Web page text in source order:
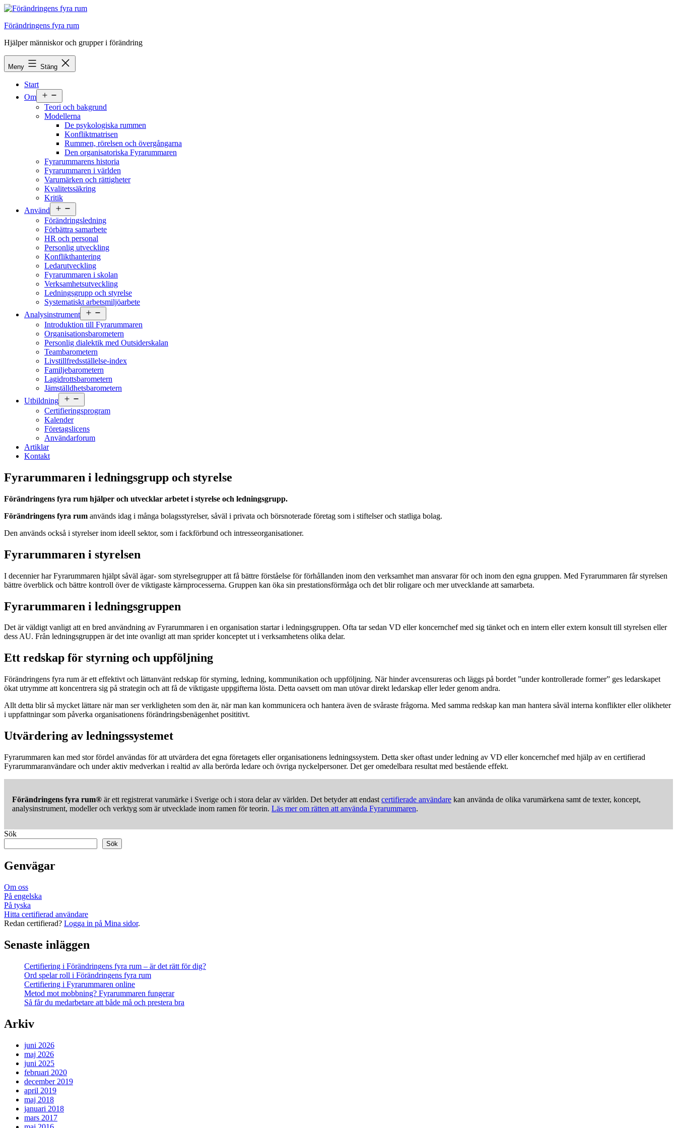
Hoppa
innehåll
Förändringens fyra rum
Hjälper människor och grupper i förändring
Meny Stäng
Start
Om
meny
Teori och bakgrund
Modellerna
De psykologiska rummen
Konfliktmatrisen
Rummen, rörelsen och övergångarna
Den organisatoriska Fyrarummaren
Fyrarummarens historia
Fyrarummaren i världen
Varumärken och rättigheter
Kvalitetssäkring
Kritik
Använd
meny
Förändringsledning
Förbättra samarbete
HR och personal
Personlig utveckling
Konflikthantering
Ledarutveckling
Fyrarummaren i skolan
Verksamhetsutveckling
Ledningsgrupp och styrelse
Systematiskt arbetsmiljöarbete
Analysinstrument
meny
Introduktion till Fyrarummaren
Organisationsbarometern
Personlig dialektik med Outsiderskalan
Teambarometern
Livstillfredsställelse-index
Familjebarometern
Lagidrottsbarometern
Jämställdhetsbarometern
Utbildning
meny
Certifieringsprogram
Kalender
Företagslicens
Användarforum
Artiklar
Kontakt
Fyrarummaren i ledningsgrupp och styrelse
Förändringens fyra rum hjälper och utvecklar arbetet i styrelse och ledningsgrupp.
Förändringens fyra rum används idag i många bolagsstyrelser, såväl i privata och börsnoterade företag som i stiftelser och statliga bolag.
Den används också i styrelser inom ideell sektor, som i fackförbund och intresseorganisationer.
Fyrarummaren i styrelsen
I decennier har Fyrarummaren hjälpt såväl ägar- som styrelsegrupper att få bättre förståelse för förhållanden inom den verksamhet man ansvarar för och inom den egna gruppen. Med Fyrarummaren får styrelsen
bättre överblick och bättre kontroll över de viktigaste kärnprocesserna. Gruppen kan öka sin prestationsförmåga och det blir roligare och mer utvecklande att samarbeta.
Fyrarummaren i ledningsgruppen
Det är väldigt vanligt att en bred användning av Fyrarummaren i en organisation startar i ledningsgruppen. Ofta tar sedan VD eller koncernchef med sig tänket och en intern eller extern konsult till styrelsen eller
dess AU. Från ledningsgruppen är det inte ovanligt att man sprider konceptet ut i verksamhetens olika delar.
Ett redskap för styrning och uppföljning
Förändringens fyra rum är ett effektivt och lättanvänt redskap för styrning, ledning, kommunikation och uppföljning. När hinder avcensureras och läggs på bordet ”under kontrollerade former” ges ledarskapet
ökat utrymme att koncentrera sig på strategin och att få de viktigaste uppgifterna lösta. Detta oavsett om man utövar direkt ledarskap eller leder genom andra.
Allt detta blir så mycket lättare när man ser verkligheten som den är, när man kan kommunicera och hantera även de svåraste frågorna. Med samma redskap kan man hantera såväl interna konflikter eller olikheter
i uppfattningar som påverka organisationens förändringsbenägenhet posititivt.
Utvärdering av ledningssystemet
Fyrarummaren kan med stor fördel användas för att utvärdera det egna företagets eller organisationens ledningssystem. Detta sker oftast under ledning av VD eller koncernchef med hjälp av en certifierad
Fyrarummaranvändare och under aktiv medverkan i realtid av alla berörda ledare och övriga nyckelpersoner. Det ger omedelbara resultat med bestående effekt.
Förändringens fyra rum® är ett registrerat varumärke i Sverige och i stora delar av världen. Det betyder att endast certifierade användare kan använda de olika varumärkena samt de texter, koncept,
analysinstrument, modeller och verktyg som är utvecklade inom ramen för teorin. Läs mer om rätten att använda Fyrarummaren.
Sök
Sök
Genvägar
Om oss
På engelska
På tyska
Hitta certifierad användare
Redan certifierad? Logga in på Mina sidor.
Senaste inläggen
Certifiering i Förändringens fyra rum – är det rätt för dig?
Ord spelar roll i Förändringens fyra rum
Certifiering i Fyrarummaren online
Metod mot mobbning? Fyrarummaren fungerar
Så får du medarbetare att både må och prestera bra
Arkiv
juni 2026
maj 2026
juni 2025
februari 2020
december 2019
april 2019
maj 2018
januari 2018
mars 2017